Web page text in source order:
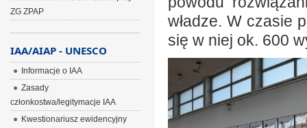
władze. W czasie
się w niej ok. 600
ZG ZPAP
IAA/AIAP - UNESCO
Informacje o IAA
Zasady
członkostwa/legitymacje IAA
Kwestionariusz ewidencyjny